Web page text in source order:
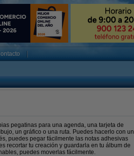
pegatinas para una agenda, una tarjeta de
un gráfico o una ruta. Puedes hacerlo con un
puedes pegar fácilmente las notas adhesivas
recortar tu creación y guardarla en tu álbum de
puedes moverlas fácilmente.